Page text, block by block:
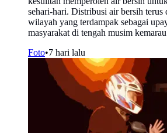
sehari-hari. Distribusi air bersih terus
wilayah yang terdampak sebagai
masyarakat di tengah musim
Foto•7 hari lalu